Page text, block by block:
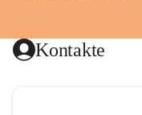
Kontakte